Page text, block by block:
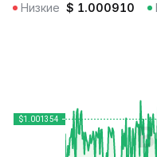
Низкие $ 1.000910